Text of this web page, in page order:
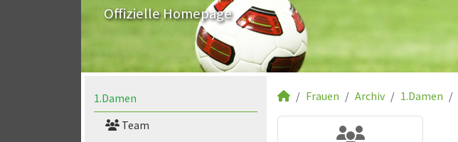
Offizielle Homepage
1.Damen
Team
Frauen Archiv 1.Damen